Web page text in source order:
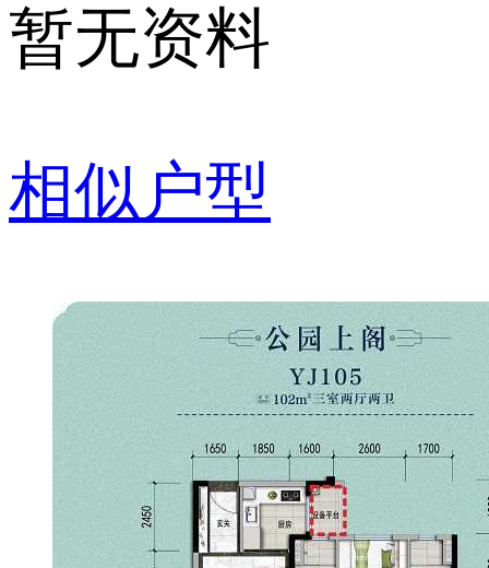
暂无资料
相似户型